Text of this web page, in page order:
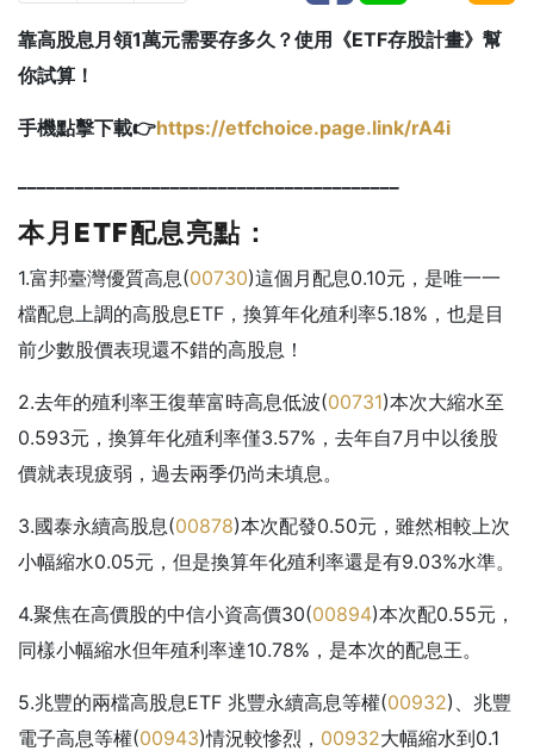
靠高股息月領1萬元需要存多久？使用《ETF存股計畫》幫
你試算！
手機點擊下載👉https://etfchoice.page.link/rA4i
本月ETF配息亮點：
1.富邦臺灣優質高息(00730)這個月配息0.10元，是唯一一
檔配息上調的高股息ETF，換算年化殖利率5.18%，也是目
前少數股價表現還不錯的高股息！
2.去年的殖利率王復華富時高息低波(00731)本次大縮水至
0.593元，換算年化殖利率僅3.57%，去年自7月中以後股
價就表現疲弱，過去兩季仍尚未填息。
3.國泰永續高股息(00878)本次配發0.50元，雖然相較上次
小幅縮水0.05元，但是換算年化殖利率還是有9.03%水準。
4.聚焦在高價股的中信小資高價30(00894)本次配0.55元，
同樣小幅縮水但年殖利率達10.78%，是本次的配息王。
5.兆豐的兩檔高股息ETF 兆豐永續高息等權(00932)、兆豐
電子高息等權(00943)情況較慘烈， 00932大幅縮水到0.1